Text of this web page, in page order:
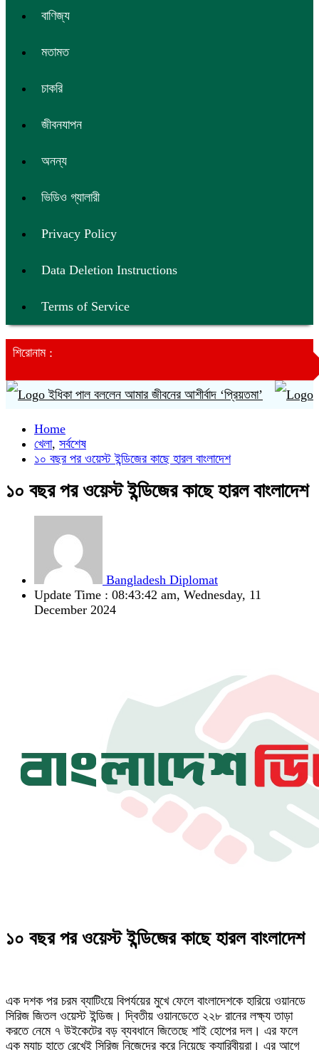
বাণিজ্য
মতামত
চাকরি
জীবনযাপন
অনন্য
ভিডিও গ্যালারী
Privacy Policy
Data Deletion Instructions
Terms of Service
শিরোনাম :
পাল বললেন আমার জীবনের আশীর্বাদ ‘প্রিয়তমা’ আজ চার ঘণ্টা
Home
খেলা, সর্বশেষ
১০ বছর পর ওয়েস্ট ইন্ডিজের কাছে হারল বাংলাদেশ
১০ বছর পর ওয়েস্ট ইন্ডিজের কাছে হারল বাংলাদেশ
Bangladesh Diplomat
Update Time : 08:43:42 am, Wednesday, 11
December 2024
১০ বছর পর ওয়েস্ট ইন্ডিজের কাছে হারল বাংলাদেশ
এক দশক পর চরম ব্যাটিংয়ে বিপর্যয়ের মুখে ফেলে বাংলাদেশকে হারিয়ে ওয়ানডে
সিরিজ জিতল ওয়েস্ট ইন্ডিজ। দ্বিতীয় ওয়ানডেতে ২২৮ রানের লক্ষ্য তাড়া
করতে নেমে ৭ উইকেটের বড় ব্যবধানে জিতেছে শাই হোপের দল। এর ফলে
এক ম্যাচ হাতে রেখেই সিরিজ নিজেদের করে নিয়েছে ক্যারিবীয়রা। এর আগে